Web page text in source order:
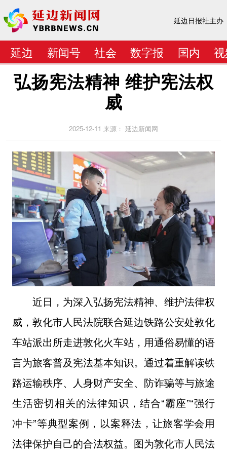
延边日报社主办
延边 新闻号 社会 数字报 国内
弘扬宪法精神 维护宪法权
威
2025-12-11 来源： 延边新闻网
近日，为深入弘扬宪法精神、维护法律权
威，敦化市人民法院联合延边铁路公安处敦化
车站派出所走进敦化火车站，用通俗易懂的语
言为旅客普及宪法基本知识。通过着重解读铁
路运输秩序、人身财产安全、防诈骗等与旅途
生活密切相关的法律知识，结合“霸座”“强行
冲卡”等典型案例，以案释法，让旅客学会用
法律保护自己的合法权益。图为敦化市人民法